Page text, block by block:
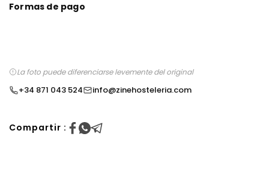
Formas de pago
La foto puede diferenciarse levemente del original
+34 871 043 524 info@zinehosteleria.com
Compartir :